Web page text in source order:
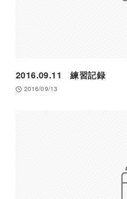
2016.09.11 練習記録
2016/09/13